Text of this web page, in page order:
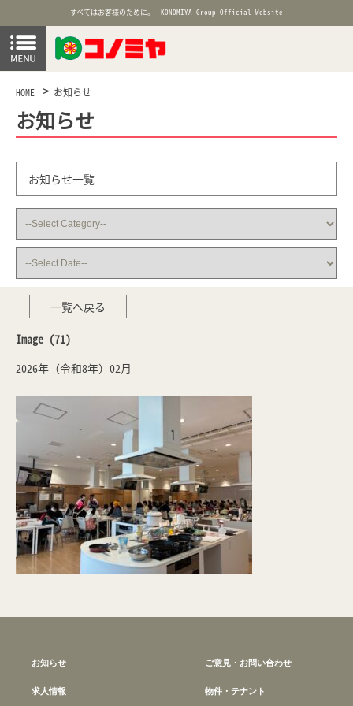
すべてはお客様のために。 KONOMIYA Group Official Website
HOME お知らせ
お知らせ
お知らせ一覧
一覧へ戻る
Image (71)
2026年（令和8年）02月
お知らせ
求人情報
ご意見・お問い合わせ
物件・テナント